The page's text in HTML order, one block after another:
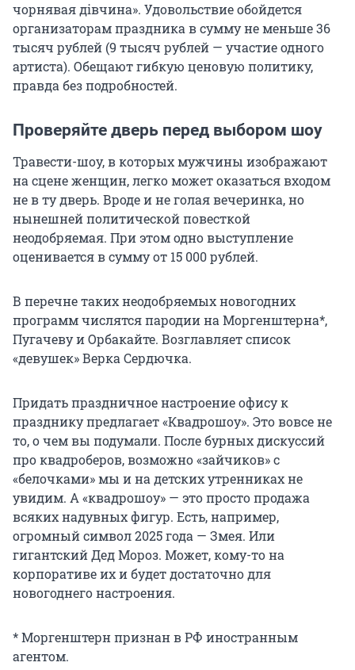
чорнявая дiвчина». Удовольствие обойдется
организаторам праздника в сумму не меньше 36
тысяч рублей (9 тысяч рублей — участие одного
артиста). Обещают гибкую ценовую политику,
правда без подробностей.
Проверяйте дверь перед выбором шоу
Травести-шоу, в которых мужчины изображают
на сцене женщин, легко может оказаться входом
не в ту дверь. Вроде и не голая вечеринка, но
нынешней политической повесткой
неодобряемая. При этом одно выступление
оценивается в сумму от 15 000 рублей.
В перечне таких неодобряемых новогодних
программ числятся пародии на Моргенштерна*,
Пугачеву и Орбакайте. Возглавляет список
«девушек» Верка Сердючка.
Придать праздничное настроение офису к
празднику предлагает «Квадрошоу». Это вовсе не
то, о чем вы подумали. После бурных дискуссий
про квадроберов, возможно «зайчиков» с
«белочками» мы и на детских утренниках не
увидим. А «квадрошоу» — это просто продажа
всяких надувных фигур. Есть, например,
огромный символ 2025 года — Змея. Или
гигантский Дед Мороз. Может, кому-то на
корпоративе их и будет достаточно для
новогоднего настроения.
* Моргенштерн признан в РФ иностранным
агентом.